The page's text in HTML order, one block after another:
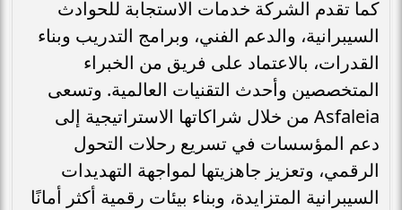
كما تقدم الشركة خدمات الاستجابة للحوادث
السيبرانية، والدعم الفني، وبرامج التدريب وبناء
القدرات، بالاعتماد على فريق من الخبراء
المتخصصين وأحدث التقنيات العالمية. وتسعى
Asfaleia من خلال شراكاتها الاستراتيجية إلى
دعم المؤسسات في تسريع رحلات التحول
الرقمي، وتعزيز جاهزيتها لمواجهة التهديدات
السيبرانية المتزايدة، وبناء بيئات رقمية أكثر أمانًا